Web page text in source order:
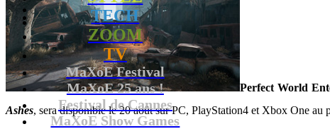
TECH
ZOOM
TV
MaXoE Festival
MaXoE 25 ans !
Festival de Cannes
MaXoE Show Games
Perfect World
Ashes, sera disponible le 20 août sur PC, PlayStation4 et Xbox One au